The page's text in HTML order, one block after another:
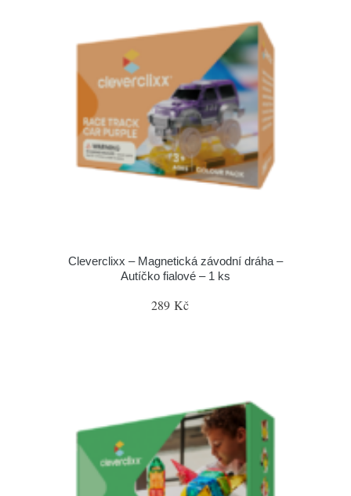
Cleverclixx – Magnetická závodní dráha –
Autíčko fialové – 1 ks
289 Kč